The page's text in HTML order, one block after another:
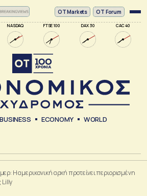
NASDAQ FTSE 100 DAX 30 CAC 40
ΟΤ Markets OT Forum
BUSINESS ECONOMY WORLD
H αμερικανική αρχή προτείνει περιορισμένη
Lilly